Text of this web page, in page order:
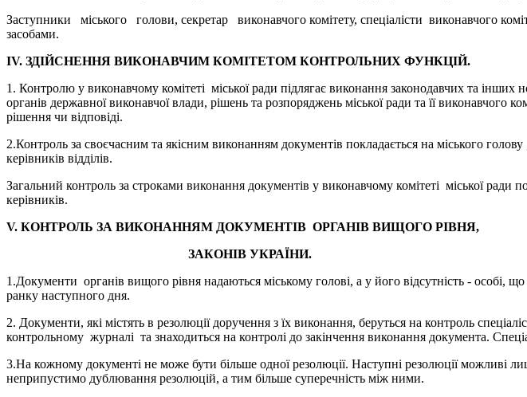
Заступники міського голови, секретар виконавчого комітету, спеціалісти виконавчого
засобами.
IV. ЗДІЙСНЕННЯ ВИКОНАВЧИМ КОМІТЕТОМ КОНТРОЛЬНИХ ФУНКЦІЙ.
1. Контролю у виконавчому комітеті міської ради підлягає виконання законодавчих та
органів державної виконавчої влади, рішень та розпоряджень міської ради та її виконавчого
рішення чи відповіді.
2.Контроль за своєчасним та якісним виконанням документів покладається на міського
керівників відділів.
Загальний контроль за строками виконання документів у виконавчому комітеті міської ради
керівників.
V. КОНТРОЛЬ ЗА ВИКОНАННЯМ ДОКУМЕНТІВ ОРГАНІВ ВИЩОГО РІВНЯ,
ЗАКОНІВ УКРАЇНИ.
1.Документи органів вищого рівня надаються міському голові, а у його відсутність - особі,
ранку наступного дня.
2. Документи, які містять в резолюції доручення з їх виконання, беруться на контроль
контрольному журналі та знаходиться на контролі до закінчення виконання документа.
3.На кожному документі не може бути більше одної резолюції. Наступні резолюції можливі
неприпустимо дублювання резолюцій, а тим більше суперечність між ними.